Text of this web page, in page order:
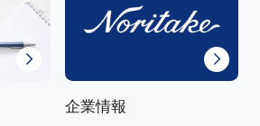
企業情報